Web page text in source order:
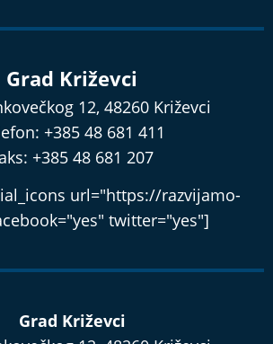
Grad Križevci
12, 48260 Križevci
+385 48 681 411
+385 48 681 207
url="https://razvijamo-
twitter="yes"]
Grad Križevci